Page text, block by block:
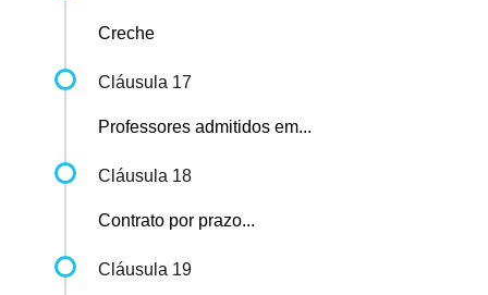
Creche
Cláusula 17
Professores admitidos em...
Cláusula 18
Contrato por prazo...
Cláusula 19